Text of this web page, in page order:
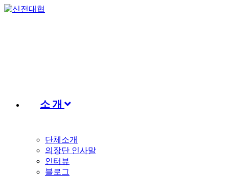
Skip
소개
단체소개
의장단 인사말
인터뷰
블로그